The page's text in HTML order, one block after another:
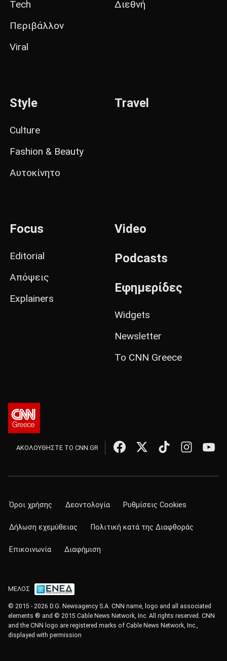
Tech
Περιβάλλον
Viral
Διεθνή
Style
Culture
Fashion & Beauty
Αυτοκίνητο
Travel
Focus
Editorial
Απόψεις
Explainers
Video
Podcasts
Εφημερίδες
Widgets
Newsletter
Το CNN Greece
ΑΚΟΛΟΥΘΗΣΤΕ ΤΟ CNN.GR
Όροι χρήσης Δεοντολογία Ρυθμίσεις Cookies
Δήλωση εχεμύθειας Πολιτική κατά της Διαφθοράς
Επικοινωνία Διαφήμιση
ΜΕΛΟΣ
© 2015 - 2026 D.G. Newsagency S.A. CNN name, logo and all associated
elements ® and © 2015 Cable News Network, Inc. All rights reserved. CNN
and the CNN logo are registered marks of Cable News Network, Inc.,
displayed with permission